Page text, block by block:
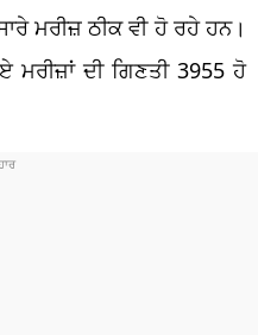
ਮਰੀਜ਼ ਠੀਕ ਵੀ ਹੋ ਰਹੇ ਹਨ।
ਦੀ ਗਿਣਤੀ 3955 ਹੋ